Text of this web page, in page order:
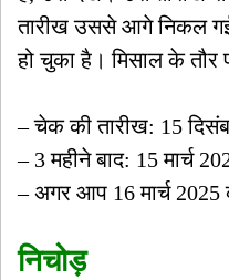
तारीख उससे आगे निकल
हो चुका है। मिसाल के तौर
– चेक की तारीख: 15
– 3 महीने बाद: 15 मार्च
– अगर आप 16 मार्च
निचोड़